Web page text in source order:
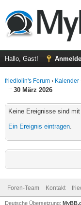
Hallo, Gast!
friedlolin's Forum › Kalender
30 März 2026
Keine Ereignisse sind
Ein Ereignis eintragen.
Foren-Team Kontakt
Deutsche Übersetzung: